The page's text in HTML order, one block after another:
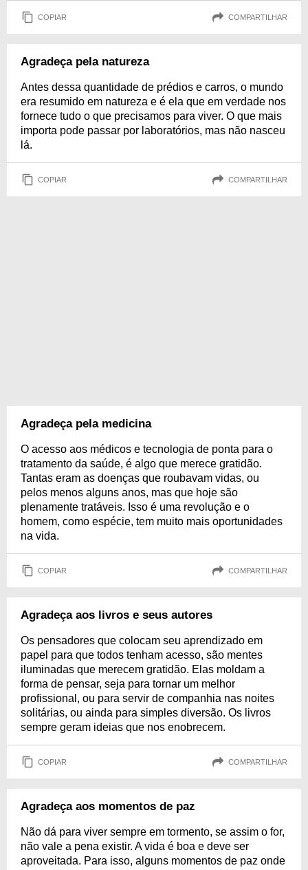
COPIAR COMPARTILHAR
Agradeça pela natureza
Antes dessa quantidade de prédios e carros, o mundo
era resumido em natureza e é ela que em verdade nos
fornece tudo o que precisamos para viver. O que mais
importa pode passar por laboratórios, mas não nasceu
lá.
COPIAR COMPARTILHAR
Agradeça pela medicina
O acesso aos médicos e tecnologia de ponta para o
tratamento da saúde, é algo que merece gratidão.
Tantas eram as doenças que roubavam vidas, ou
pelos menos alguns anos, mas que hoje são
plenamente tratáveis. Isso é uma revolução e o
homem, como espécie, tem muito mais oportunidades
na vida.
COPIAR COMPARTILHAR
Agradeça aos livros e seus autores
Os pensadores que colocam seu aprendizado em
papel para que todos tenham acesso, são mentes
iluminadas que merecem gratidão. Elas moldam a
forma de pensar, seja para tornar um melhor
profissional, ou para servir de companhia nas noites
solitárias, ou ainda para simples diversão. Os livros
sempre geram ideias que nos enobrecem.
COPIAR COMPARTILHAR
Agradeça aos momentos de paz
Não dá para viver sempre em tormento, se assim o for,
não vale a pena existir. A vida é boa e deve ser
aproveitada. Para isso, alguns momentos de paz onde